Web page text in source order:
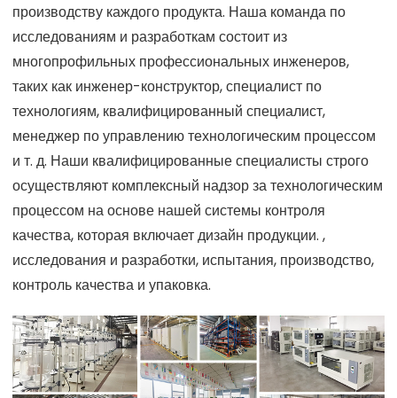
производству каждого продукта. Наша команда по
исследованиям и разработкам состоит из
многопрофильных профессиональных инженеров,
таких как инженер-конструктор, специалист по
технологиям, квалифицированный специалист,
менеджер по управлению технологическим процессом
и т. д. Наши квалифицированные специалисты строго
осуществляют комплексный надзор за технологическим
процессом на основе нашей системы контроля
качества, которая включает дизайн продукции. ,
исследования и разработки, испытания, производство,
контроль качества и упаковка.